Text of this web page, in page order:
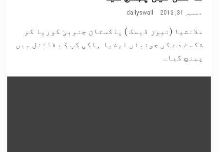
دسمبر 31, 2016 dailyswail
ملائشیا (نیوز ڈیسک ) پاکستان جنوبی کوریا کو
شکست دے کر جونیئر ایشیا ہاکی کپ کے فائنل میں
پہنچ گیا...